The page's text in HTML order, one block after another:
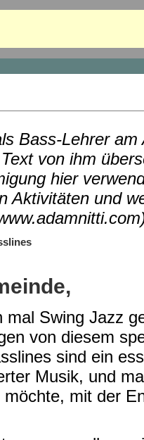
Bass-Lehrer
von ihm
hier
Aktivitäten und
mal Swing Jazz
von diesem
sind ein
Musik, und
mit der